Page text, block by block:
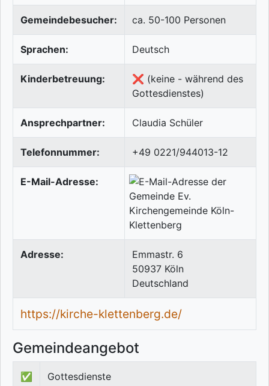
Gemeindebesucher: ca. 50-100 Personen
Sprachen: Deutsch
Kinderbetreuung:
❌ (keine - während des
Gottesdienstes)
Ansprechpartner: Claudia Schüler
Telefonnummer: +49 0221/944013-12
E-Mail-Adresse:
Adresse:
Emmastr. 6
50937 Köln
Deutschland
https://kirche-klettenberg.de/
Gemeindeangebot
✅ Gottesdienste